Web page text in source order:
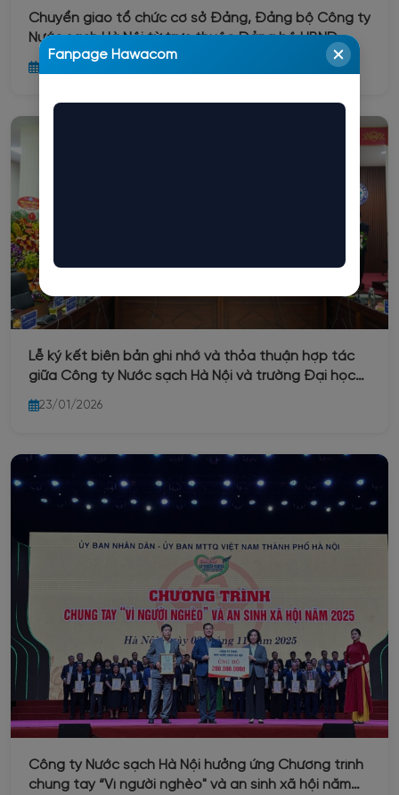
Chuyển giao tổ chức cơ sở Đảng, Đảng bộ Công ty
Nước sạch Hà Nội từ trực thuộc Đảng bộ UBND
Thành phố Hà Nội về trực thuộc Đảng bộ phường
Ba Đình
Lễ ký kết biên bản ghi nhớ và thỏa thuận hợp tác
giữa Công ty Nước sạch Hà Nội và trường Đại học
Xây dựng
23/01/2026
Công ty Nước sạch Hà Nội hưởng ứng Chương trình
chung tay “Vì người nghèo" và an sinh xã hội năm
Fanpage Hawacom